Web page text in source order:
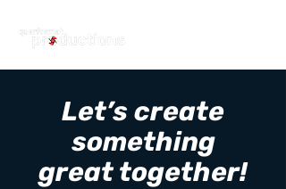
Let’s create
something
great together!